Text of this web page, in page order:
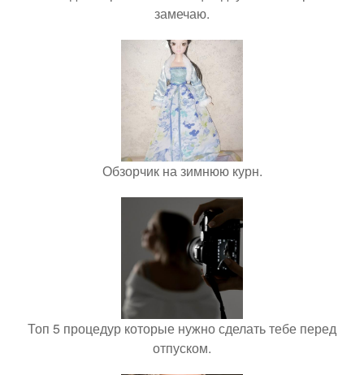
замечаю.
Обзорчик на зимнюю курн.
Топ 5 процедур которые нужно сделать тебе перед
отпуском.